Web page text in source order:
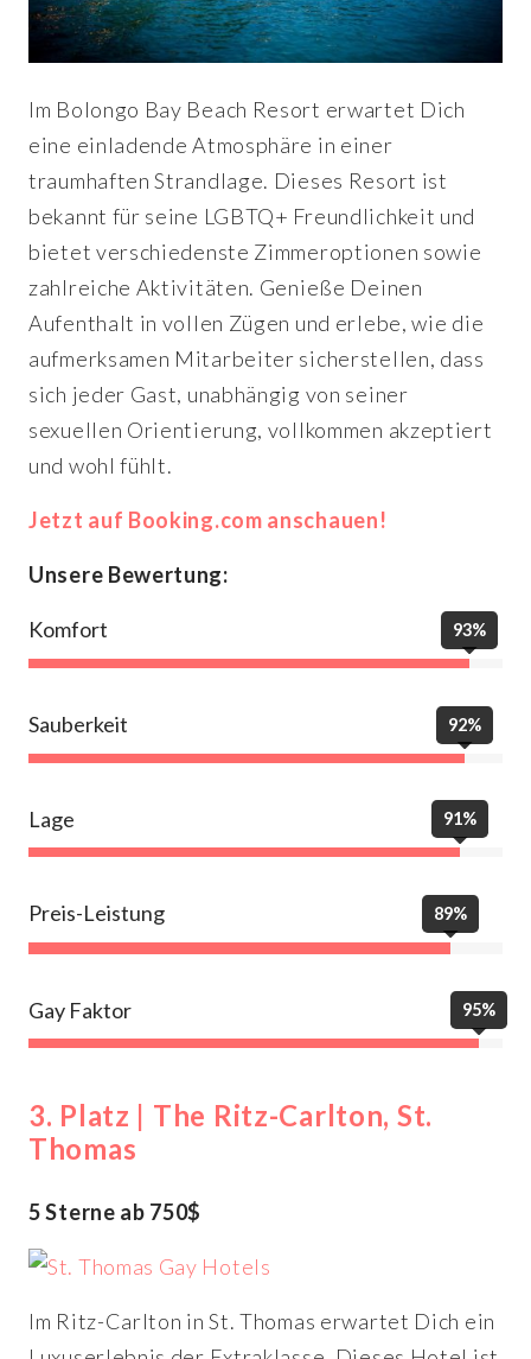
Im Bolongo Bay Beach Resort erwartet Dich
eine einladende Atmosphäre in einer
traumhaften Strandlage. Dieses Resort ist
bekannt für seine LGBTQ+ Freundlichkeit und
bietet verschiedenste Zimmeroptionen sowie
zahlreiche Aktivitäten. Genieße Deinen
Aufenthalt in vollen Zügen und erlebe, wie die
aufmerksamen Mitarbeiter sicherstellen, dass
sich jeder Gast, unabhängig von seiner
sexuellen Orientierung, vollkommen akzeptiert
und wohl fühlt.
Jetzt auf Booking.com anschauen!
Unsere Bewertung:
Komfort 93%
Sauberkeit 92%
Lage 91%
Preis-Leistung 89%
Gay Faktor 95%
3. Platz | The Ritz-Carlton, St.
Thomas
5 Sterne ab 750$
Im Ritz-Carlton in St. Thomas erwartet Dich ein